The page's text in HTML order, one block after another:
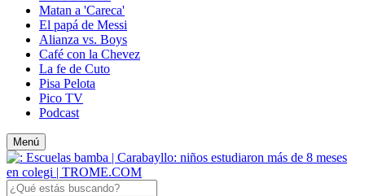
Matan a 'Careca'
El papá de Messi
Alianza vs. Boys
Café con la Chevez
La fe de Cuto
Pisa Pelota
Pico TV
Podcast
Menú